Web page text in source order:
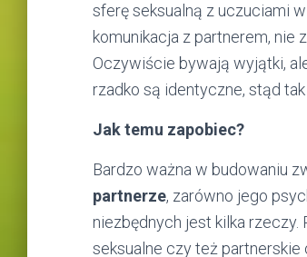
sferę seksualną z uczuciami
komunikacja z partnerem, nie
Oczywiście bywają wyjątki,
rzadko są identyczne, stąd tak
Jak temu zapobiec?
Bardzo ważna w budowaniu
partnerze, zarówno jego
niezbędnych jest kilka rzeczy.
seksualne czy też